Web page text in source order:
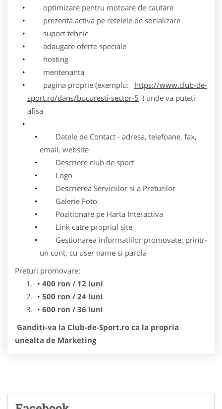
optimizare pentru motoare de cautare
prezenta activa pe retelele de socializare
suport tehnic
adaugare oferte speciale
hosting
mentenanta
pagina proprie (exemplu:
https://www.club-de-
sport.ro/dans/bucuresti-sector-5 ) unde va puteti
afisa
Datele de Contact - adresa, telefoane, fax,
email, website
Descriere club de sport
Logo
Descrierea Serviciilor si a Preturilor
Galerie Foto
Pozitionare pe Harta Interactiva
Link catre propriul site
Gestionarea informatiilor promovate, printr-
un cont, cu user name si parola
Preturi promovare:
400 ron / 12 luni
500 ron / 24 luni
600 ron / 36 luni
Ganditi-va la Club-de-Sport.ro ca la propria
unealta de Marketing